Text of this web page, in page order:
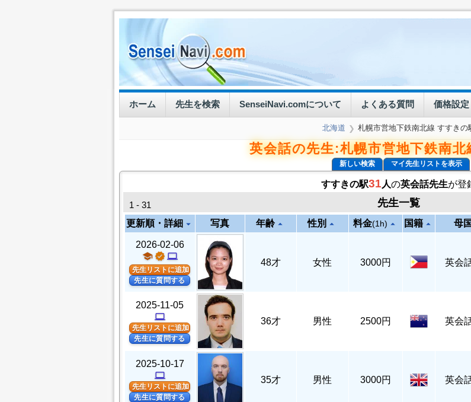
ホーム 先生を検索 SenseiNavi.comについて よくある質問 価格設定
北海道 ❯ 札幌市営地下鉄南北線 すすきの
英会話の先生:札幌市営地下鉄南
新しい検索 マイ先生リストを表示
すすきの駅31 人の英会話先生が登
先生一覧
1 - 31
更新順・詳細 arrow_drop_down 写真 年齢arrow_drop_up 性別 arrow_drop_up 料金(1h) arrow_drop_up 国籍arrow_drop_up 母
2026-02-06
school verified computer
先生リストに追加
先生に質問する
48才 女性 3000円 英会
2025-11-05
computer
先生リストに追加
先生に質問する
36才 男性 2500円 英会
2025-10-17
computer
先生リストに追加
先生に質問する
35才 男性 3000円 英会